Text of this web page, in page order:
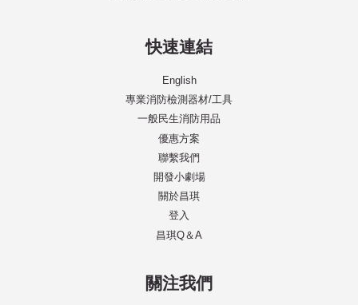
快速連結
English
專業消防檢測器材/工具
一般民生消防用品
優惠方案
聯繫我們
開發小劇場
關於昌琪
登入
昌琪Q＆A
關注我們